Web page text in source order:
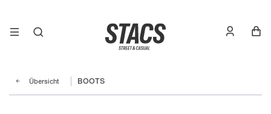
Übersicht BOOTS